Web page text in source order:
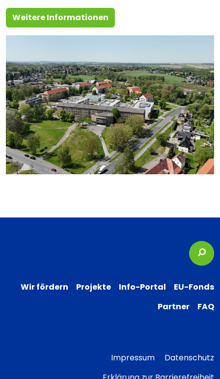
Weitere Informationen
Wir fördern Projekte Info-Portal
EU-Fonds
Partner
FAQ
Impressum
Datenschutz